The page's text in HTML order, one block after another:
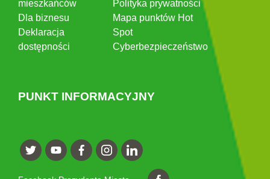
mieszkańców
Dla biznesu
Deklaracja
dostępności
Polityka prywatności
Mapa punktów Hot
Spot
Cyberbezpieczeństwo
PUNKT INFORMACYJNY